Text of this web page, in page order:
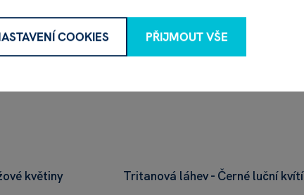
květiny Tritanová láhev - Černé luční kvítí
COOKIES PŘIJMOUT VŠE